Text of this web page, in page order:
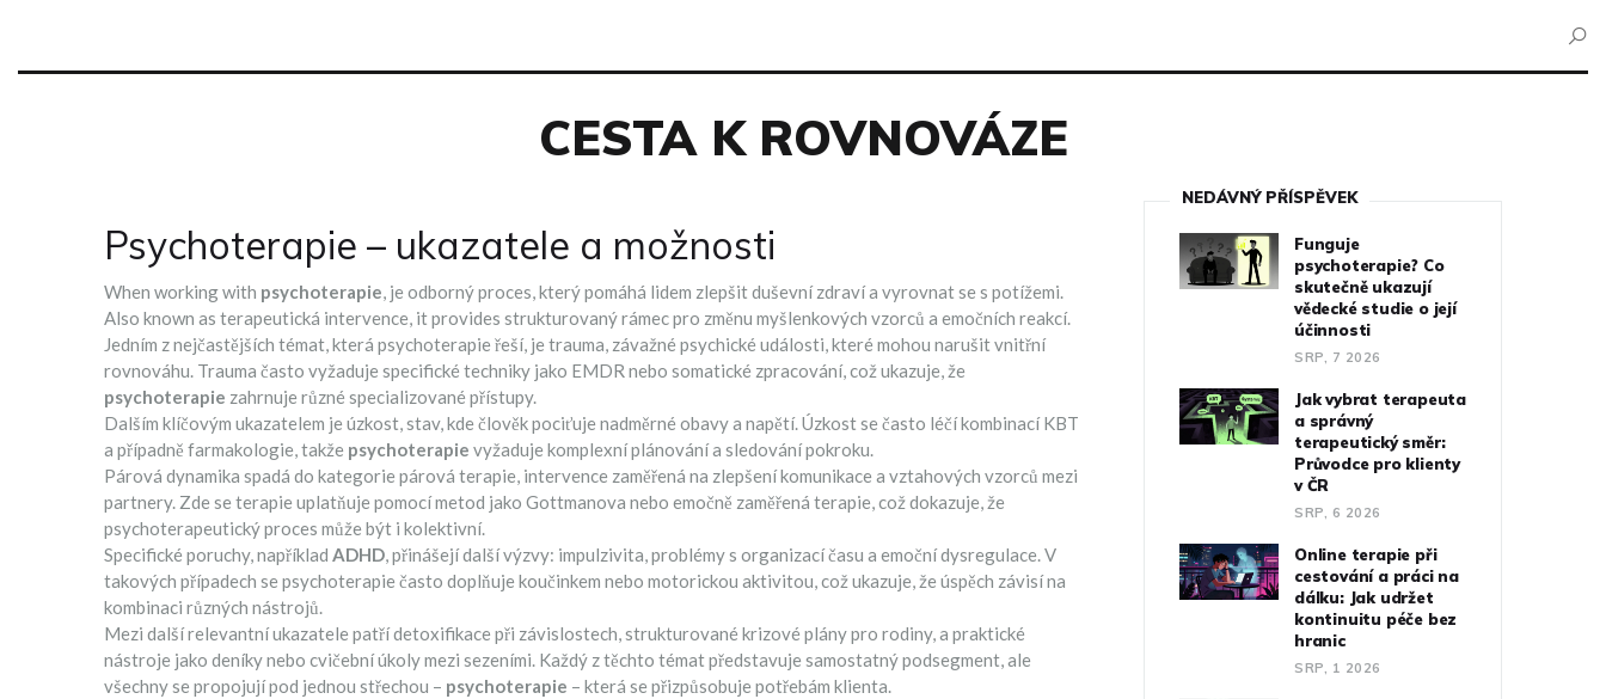
CESTA K ROVNOVÁZE
Psychoterapie – ukazatele a možnosti
When working with psychoterapie, je odborný proces, který pomáhá lidem zlepšit duševní zdraví a vyrovnat se s potížemi.
Also known as terapeutická intervence, it provides strukturovaný rámec pro změnu myšlenkových vzorců a emočních reakcí.
Jedním z nejčastějších témat, která psychoterapie řeší, je trauma, závažné psychické události, které mohou narušit vnitřní
rovnováhu. Trauma často vyžaduje specifické techniky jako EMDR nebo somatické zpracování, což ukazuje, že
psychoterapie zahrnuje různé specializované přístupy.
Dalším klíčovým ukazatelem je úzkost,stav, kde člověk pociťuje nadměrné obavy a napětí. Úzkost se často léčí kombinací KBT
a případně farmakologie, takže psychoterapie vyžaduje komplexní plánování a sledování pokroku.
Párová dynamika spadá do kategorie párová terapie, intervence zaměřená na zlepšení komunikace a vztahových vzorců mezi
partnery. Zde se terapie uplatňuje pomocí metod jako Gottmanova nebo emočně zaměřená terapie, což dokazuje, že
psychoterapeutický proces může být i kolektivní.
Specifické poruchy, například ADHD, přinášejí další výzvy: impulzivita, problémy s organizací času a emoční dysregulace. V
takových případech se psychoterapie často doplňuje koučinkem nebo motorickou aktivitou, což ukazuje, že úspěch závisí na
kombinaci různých nástrojů.
Mezi další relevantní ukazatele patří detoxifikace při závislostech, strukturované krizové plány pro rodiny, a praktické
nástroje jako deníky nebo cvičební úkoly mezi sezeními. Každý z těchto témat představuje samostatný podsegment, ale
všechny se propojují pod jednou střechou – psychoterapie – která se přizpůsobuje potřebám klienta.
NEDÁVNÝ PŘÍSPĚVEK
Funguje
psychoterapie? Co
skutečně ukazují
vědecké studie o její
účinnosti
SRP, 7 2026
Jak vybrat terapeuta
a správný
terapeutický směr:
Průvodce pro klienty
v ČR
SRP, 6 2026
Online terapie při
cestování a práci na
dálku: Jak udržet
kontinuitu péče bez
hranic
SRP, 1 2026